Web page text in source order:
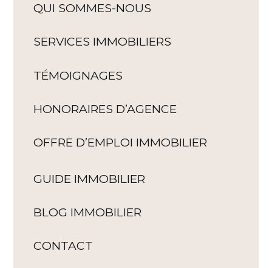
QUI SOMMES-NOUS
SERVICES IMMOBILIERS
TÉMOIGNAGES
HONORAIRES D’AGENCE
OFFRE D’EMPLOI IMMOBILIER
GUIDE IMMOBILIER
BLOG IMMOBILIER
CONTACT